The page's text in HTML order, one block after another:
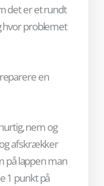
det er et rundt
hvor problemet
en
nem og
afskrækker
på lappen man
1 punkt på